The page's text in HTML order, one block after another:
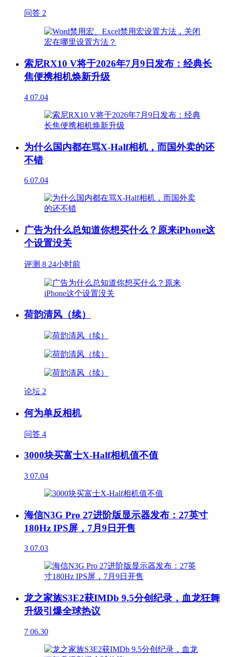
问答 2
索尼RX10 V将于2026年7月9日发布：经典长
焦便携相机焕新升级
4 07.04
为什么国内都在骂X-Half相机，而国外卖的还
不错
6 07.04
广告为什么总知道你想买什么？原来iPhone这
个设置没关
评测 8 24小时前
荷韵清风（续）
论坛 2
何为单反相机
问答 4
3000块买富士X-Half相机值不值
3 07.04
海信N3G Pro 27进阶版显示器发布：27英寸
180Hz IPS屏，7月9日开售
3 07.03
龙之家族S3E2获IMDb 9.5分创纪录，血龙狂舞
升级引爆全球热议
7 06.30